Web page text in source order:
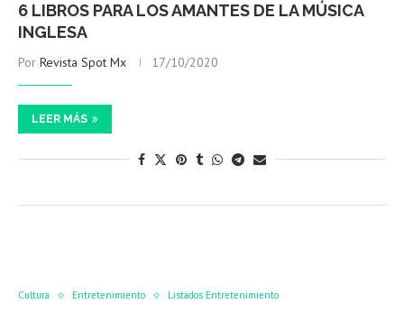
6 LIBROS PARA LOS AMANTES DE LA MÚSICA
INGLESA
Por Revista Spot Mx 17/10/2020
LEER MÁS
Cultura Entretenimiento Listados Entretenimiento